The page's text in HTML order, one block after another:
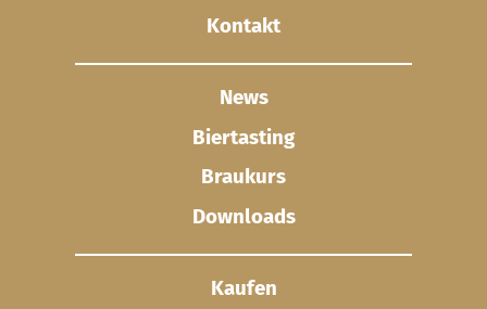
Kontakt
News
Biertasting
Braukurs
Downloads
Kaufen